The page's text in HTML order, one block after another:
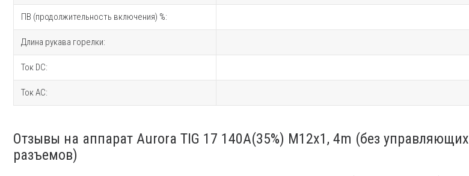
ПВ (продолжительность включения) %:
Длина рукава горелки:
Ток DC:
Ток AC:
Отзывы на аппарат Aurora TIG 17 140A(35%) M12x1, 4m (без управляющих
разъемов)